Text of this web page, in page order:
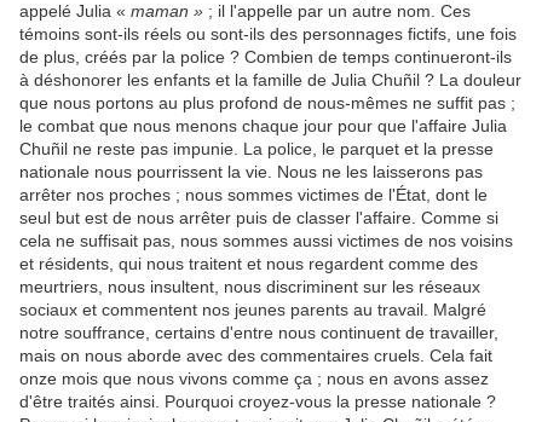
appelé Julia « maman » ; il l'appelle par un autre nom. Ces
témoins sont-ils réels ou sont-ils des personnages fictifs, une fois
de plus, créés par la police ? Combien de temps continueront-ils
à déshonorer les enfants et la famille de Julia Chuñil ? La douleur
que nous portons au plus profond de nous-mêmes ne suffit pas ;
le combat que nous menons chaque jour pour que l'affaire Julia
Chuñil ne reste pas impunie. La police, le parquet et la presse
nationale nous pourrissent la vie. Nous ne les laisserons pas
arrêter nos proches ; nous sommes victimes de l'État, dont le
seul but est de nous arrêter puis de classer l'affaire. Comme si
cela ne suffisait pas, nous sommes aussi victimes de nos voisins
et résidents, qui nous traitent et nous regardent comme des
meurtriers, nous insultent, nous discriminent sur les réseaux
sociaux et commentent nos jeunes parents au travail. Malgré
notre souffrance, certains d'entre nous continuent de travailler,
mais on nous aborde avec des commentaires cruels. Cela fait
onze mois que nous vivons comme ça ; nous en avons assez
d'être traités ainsi. Pourquoi croyez-vous la presse nationale ?